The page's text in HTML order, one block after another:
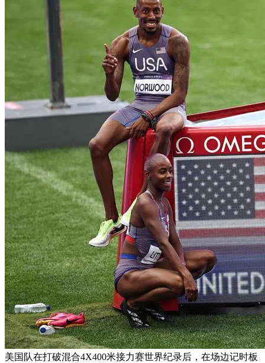
美国队在打破混合4X400米接力赛世界纪录后，在场边记时板